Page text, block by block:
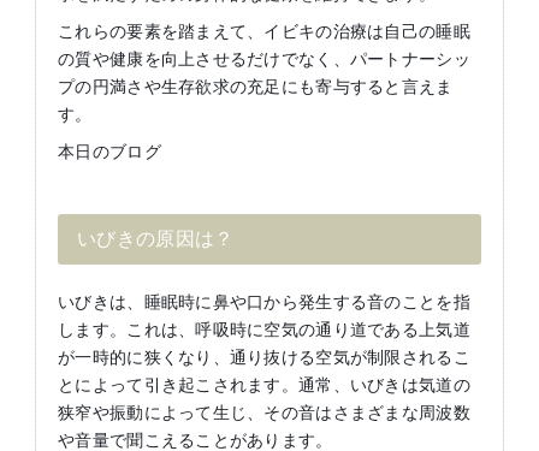
これらの要素を踏まえて、イビキの治療は自己の睡眠
の質や健康を向上させるだけでなく、パートナーシッ
プの円満さや生存欲求の充足にも寄与すると言えま
す。
本日のブログ
いびきの原因は？
いびきは、睡眠時に鼻や口から発生する音のことを指
します。これは、呼吸時に空気の通り道である上気道
が一時的に狭くなり、通り抜ける空気が制限されるこ
とによって引き起こされます。通常、いびきは気道の
狭窄や振動によって生じ、その音はさまざまな周波数
や音量で聞こえることがあります。